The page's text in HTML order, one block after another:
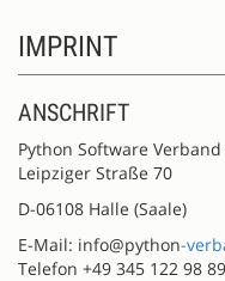
IMPRINT
ANSCHRIFT
Python Software Verband
Leipziger Straße 70
D-06108 Halle (Saale)
E-Mail: info@python-
Telefon +49 345 122 98